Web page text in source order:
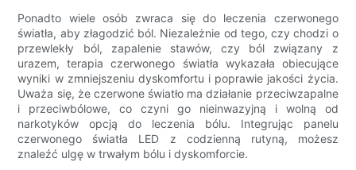
Ponadto wiele osób zwraca się do leczenia czerwonego
światła, aby złagodzić ból. Niezależnie od tego, czy chodzi o
przewlekły ból, zapalenie stawów, czy ból związany z
urazem, terapia czerwonego światła wykazała obiecujące
wyniki w zmniejszeniu dyskomfortu i poprawie jakości życia.
Uważa się, że czerwone światło ma działanie przeciwzapalne
i przeciwbólowe, co czyni go nieinwazyjną i wolną od
narkotyków opcją do leczenia bólu. Integrując panelu
czerwonego światła LED z codzienną rutyną, możesz
znaleźć ulgę w trwałym bólu i dyskomforcie.